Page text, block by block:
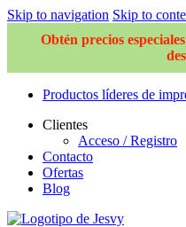
Skip to navigation Skip to
Obtén precios
Productos líderes de
Clientes
Acceso / Registro
Contacto
Ofertas
Blog